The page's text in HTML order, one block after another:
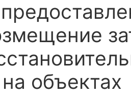
объектах